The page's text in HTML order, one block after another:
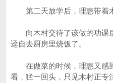
第二天放学后，理惠带着木
向木村交待了该做的功课
迳自去厨房里烧饭了。
在做菜的时候，理惠又感
看，猛一回头，只见木村正专